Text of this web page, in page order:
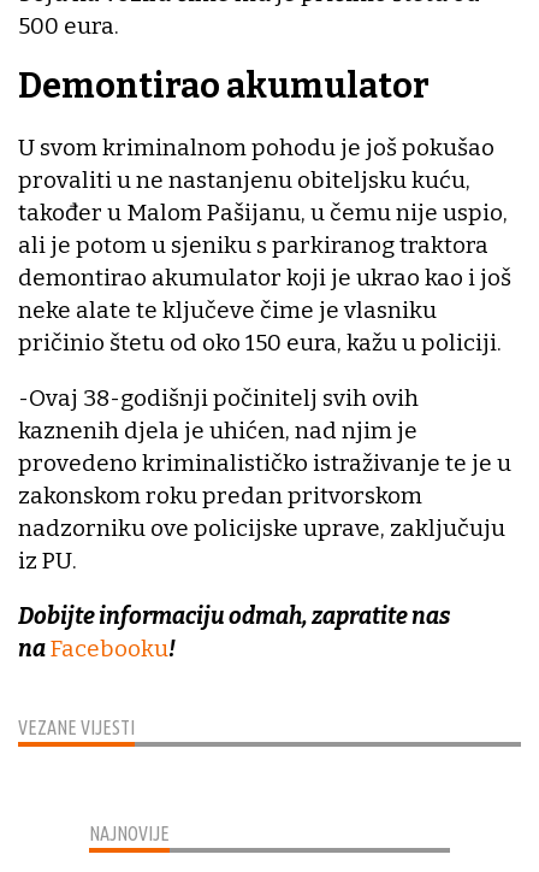
VEZANE VIJESTI
500 eura.
Demontirao akumulator
U svom kriminalnom pohodu je još pokušao
provaliti u ne nastanjenu obiteljsku kuću,
također u Malom Pašijanu, u čemu nije uspio,
ali je potom u sjeniku s parkiranog traktora
demontirao akumulator koji je ukrao kao i još
neke alate te ključeve čime je vlasniku
pričinio štetu od oko 150 eura, kažu u policiji.
-Ovaj 38-godišnji počinitelj svih ovih
kaznenih djela je uhićen, nad njim je
provedeno kriminalističko istraživanje te je u
zakonskom roku predan pritvorskom
nadzorniku ove policijske uprave, zaključuju
iz PU.
Dobijte informaciju odmah, zapratite nas
naFacebooku!
NAJNOVIJE